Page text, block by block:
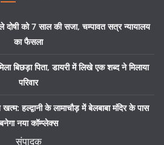
को 7 साल की सजा, चम्पावत सत्र न्यायालय
का फैसला
बिछड़ा पिता, डायरी में लिखे एक शब्द ने मिलाया
परिवार
हल्द्वानी के लामाचौड़ में बेलबाबा मंदिर के पास
नया कॉम्प्लेक्स
संपादक